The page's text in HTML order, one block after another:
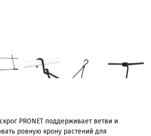
PRONET поддерживает ветви и
ровную крону растений для